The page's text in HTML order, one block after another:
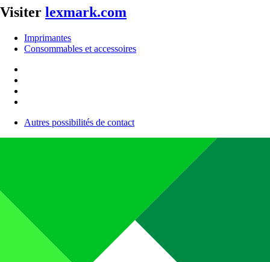
Visiter lexmark.com
Imprimantes
Consommables et accessoires
Autres possibilités de contact